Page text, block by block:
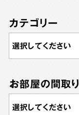
カテゴリー
お部屋の間取り